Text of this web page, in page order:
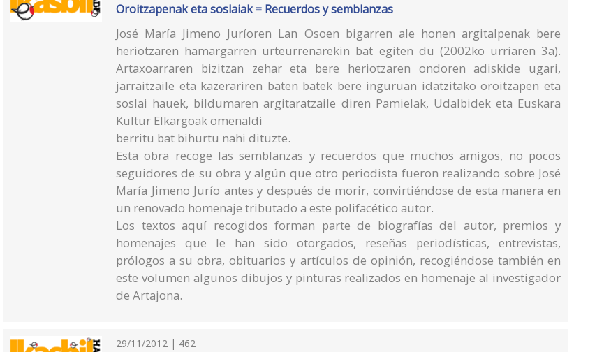
Oroitzapenak eta soslaiak = Recuerdos y semblanzas
José María Jimeno Juríoren Lan Osoen bigarren ale honen argitalpenak bere
heriotzaren hamargarren urteurrenarekin bat egiten du (2002ko urriaren 3a).
Artaxoarraren bizitzan zehar eta bere heriotzaren ondoren adiskide ugari,
jarraitzaile eta kazerariren baten batek bere inguruan idatzitako oroitzapen eta
soslai hauek, bildumaren argitaratzaile diren Pamielak, Udalbidek eta Euskara
Kultur Elkargoak omenaldi
berritu bat bihurtu nahi dituzte.
Esta obra recoge las semblanzas y recuerdos que muchos amigos, no pocos
seguidores de su obra y algún que otro periodista fueron realizando sobre José
María Jimeno Jurío antes y después de morir, convirtiéndose de esta manera en
un renovado homenaje tributado a este polifacético autor.
Los textos aquí recogidos forman parte de biografías del autor, premios y
homenajes que le han sido otorgados, reseñas periodísticas, entrevistas,
prólogos a su obra, obituarios y artículos de opinión, recogiéndose también en
este volumen algunos dibujos y pinturas realizados en homenaje al investigador
de Artajona.
29/11/2012 | 462